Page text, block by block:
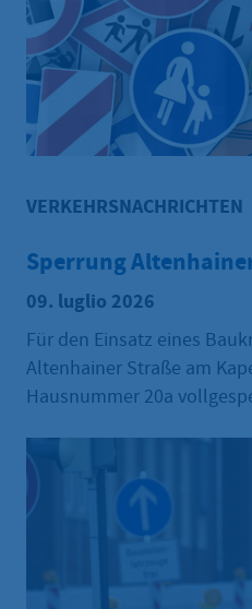
VERKEHRSNACHRICHTEN
Sperrung
09. luglio 2026
Für den Einsatz eines
Altenhainer Straße am
Hausnummer 20a
endet voraussichtlich am